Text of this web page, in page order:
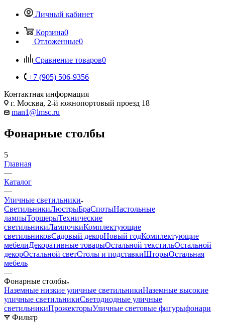
Личный кабинет
Корзина0
Отложенные0
Сравнение товаров0
+7 (905) 506-9356
Контактная информация
г. Москва, 2-й южнопортовый проезд 18
man1@lmsc.ru
Фонарные столбы
5
Главная
—
Каталог
—
Уличные светильники
СветильникиЛюстрыБраСпотыНастольные
лампыТоршерыТехнические
светильникиЛампочкиКомплектующие
светильниковСадовый декорНовый годКомплектующие
мебелиДекоративные товарыОстальной текстильОстальной
декорОстальной светСтолы и подставкиШторыОстальная
мебель
—
Фонарные столбы
Наземные низкие уличные светильникиНаземные высокие
уличные светильникиСветодиодные уличные
светильникиПрожекторыУличные световые фигурыфонари
Фильтр